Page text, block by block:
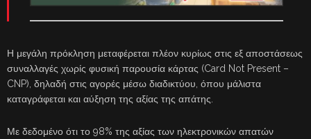
Η μεγάλη πρόκληση μεταφέρεται πλέον κυρίως στις εξ αποστάσεως
συναλλαγές χωρίς φυσική παρουσία κάρτας (Card Not Present –
CNP), δηλαδή στις αγορές μέσω διαδικτύου, όπου μάλιστα
καταγράφεται και αύξηση της αξίας της απάτης.
Με δεδομένο ότι το 98% της αξίας των ηλεκτρονικών απατών